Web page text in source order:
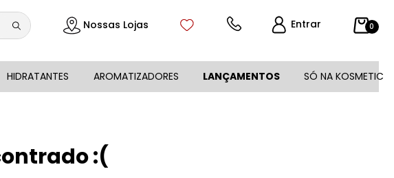
Nossas Lojas Entrar 0
HIDRATANTES AROMATIZADORES LANÇAMENTOS SÓ NA KOSMETIC
:(